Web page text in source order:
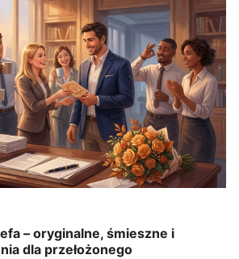
– oryginalne, śmieszne i
dla przełożonego